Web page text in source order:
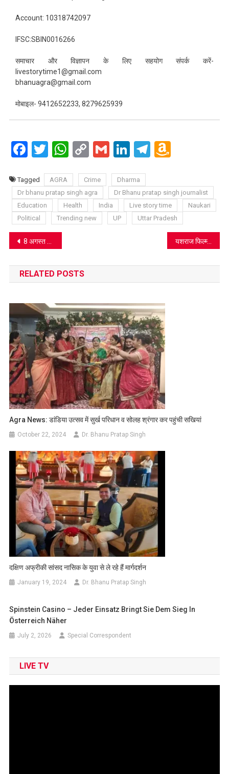
Account: 10318742097
IFSC:SBIN0016266
समाचार और विज्ञापन के लिए सहयोग संपर्क करें-
livestorytime1@gmail.com
bhanuagra@gmail.com
मोबाइल- 9412652233, 8279625939
Facebook
Twitter
WhatsApp
CopyGmailLinkedIn
Telegram
Amazon
List
Tagged AGRA Crime
Dharma
Dr bhanu pratap singh agra
Dr Bhanu pratap singh journalist
Education
Health India Live story time
Naukari
Political
Trending new UP Uttar Pradesh
Post
navigation
8 अगस्त को ज़ी 5 पर होगा ‘मामन’ का डिजिटल प्रीमियर यशराज फिल्म्स इस सप्ताह रिलीज़ करेगा वॉर 2 का पहला गाना “आवन जावन”
RELATED POSTS
Agra News: डांडिया उत्सव में सुर्ख परिधान व सोलह श्रंगार कर पहुंची सखियां
October 22, 2024 Dr. Bhanu Pratap Singh
दक्षिण अफ्रीकी सांसद नासिक के युवा से ले रहे हैं मार्गदर्शन
January 19, 2024 Dr. Bhanu Pratap Singh
Spinstein Casino – Jeder Einsatz Bringt Sie Dem Sieg In
Österreich Näher
July 2, 2026 Special Correspondent
LIVE TV